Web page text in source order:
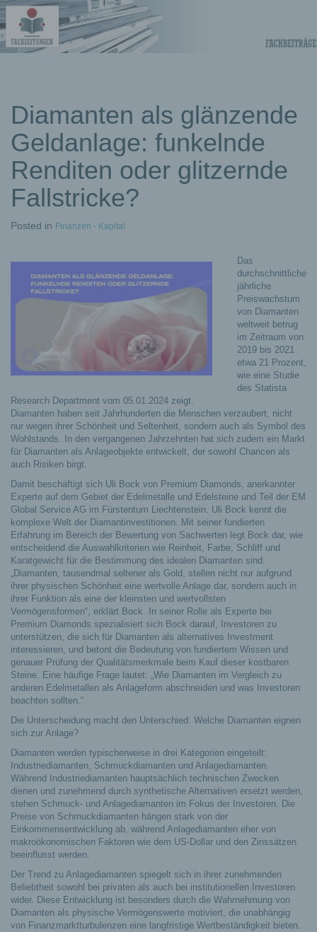
Projekte –
Fachbeiträge
Diamanten als glänzende
Geldanlage: funkelnde
Renditen oder glitzernde
Fallstricke?
Posted in Finanzen - Kapital
Das
durchschnittliche
jährliche
Preiswachstum
von Diamanten
weltweit betrug
im Zeitraum von
2019 bis 2021
etwa 21 Prozent,
wie eine Studie
des Statista
Research Department vom 05.01.2024 zeigt.
Diamanten haben seit Jahrhunderten die Menschen verzaubert, nicht
nur wegen ihrer Schönheit und Seltenheit, sondern auch als Symbol des
Wohlstands.
In den vergangenen Jahrzehnten hat sich zudem ein Markt
für Diamanten als Anlageobjekte entwickelt, der sowohl Chancen als
auch Risiken birgt.
Damit beschäftigt sich Uli Bock von Premium Diamonds, anerkannter
Experte auf dem Gebiet der Edelmetalle und Edelsteine und Teil der EM
Global Service AG im Fürstentum Liechtenstein. Uli Bock kennt die
komplexe Welt der Diamantinvestitionen. Mit seiner fundierten
Erfahrung im Bereich der Bewertung von Sachwerten legt Bock dar, wie
entscheidend die Auswahlkriterien wie Reinheit, Farbe, Schliff und
Karatgewicht für die Bestimmung des idealen Diamanten sind.
„Diamanten, tausendmal seltener als Gold, stellen nicht nur aufgrund
ihrer physischen Schönheit eine wertvolle Anlage dar, sondern auch in
ihrer Funktion als eine der kleinsten und wertvollsten
Vermögensformen“, erklärt Bock. In seiner Rolle als Experte bei
Premium Diamonds spezialisiert sich Bock darauf, Investoren zu
unterstützen, die sich für Diamanten als alternatives Investment
interessieren, und betont die Bedeutung von fundiertem Wissen und
genauer Prüfung der Qualitätsmerkmale beim Kauf dieser kostbaren
Steine. Eine häufige Frage lautet: „Wie Diamanten im Vergleich zu
anderen Edelmetallen als Anlageform abschneiden und was Investoren
beachten sollten.“
Die Unterscheidung macht den Unterschied: Welche Diamanten eignen
sich zur Anlage?
Diamanten werden typischerweise in drei Kategorien eingeteilt:
Industriediamanten, Schmuckdiamanten und Anlagediamanten.
Während Industriediamanten hauptsächlich technischen Zwecken
dienen und zunehmend durch synthetische Alternativen ersetzt werden,
stehen Schmuck- und Anlagediamanten im Fokus der Investoren. Die
Preise von Schmuckdiamanten hängen stark von der
Einkommensentwicklung ab, während Anlagediamanten eher von
makroökonomischen Faktoren wie dem US-Dollar und den Zinssätzen
beeinflusst werden.
Der Trend zu Anlagediamanten spiegelt sich in ihrer zunehmenden
Beliebtheit sowohl bei privaten als auch bei institutionellen Investoren
wider. Diese Entwicklung ist besonders durch die Wahrnehmung von
Diamanten als physische Vermögenswerte motiviert, die unabhängig
von Finanzmarktturbulenzen eine langfristige Wertbeständigkeit bieten.